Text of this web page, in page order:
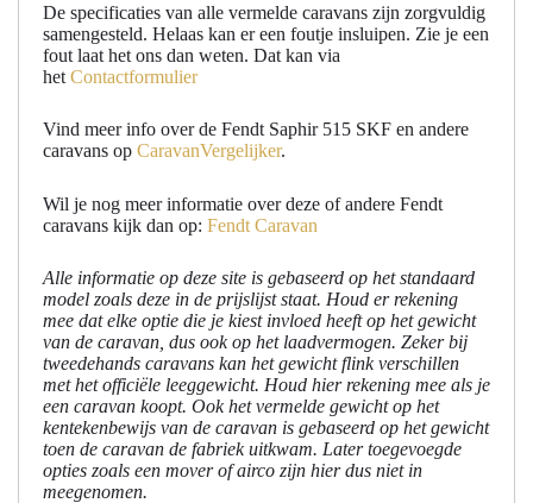
De specificaties van alle vermelde caravans zijn zorgvuldig
samengesteld. Helaas kan er een foutje insluipen. Zie je een
fout laat het ons dan weten. Dat kan via
het Contactformulier
Vind meer info over de Fendt Saphir 515 SKF en andere
caravans op CaravanVergelijker.
Wil je nog meer informatie over deze of andere Fendt
caravans kijk dan op: Fendt Caravan
Alle informatie op deze site is gebaseerd op het standaard
model zoals deze in de prijslijst staat. Houd er rekening
mee dat elke optie die je kiest invloed heeft op het gewicht
van de caravan, dus ook op het laadvermogen. Zeker bij
tweedehands caravans kan het gewicht flink verschillen
met het officiële leeggewicht. Houd hier rekening mee als je
een caravan koopt. Ook het vermelde gewicht op het
kentekenbewijs van de caravan is gebaseerd op het gewicht
toen de caravan de fabriek uitkwam. Later toegevoegde
opties zoals een mover of airco zijn hier dus niet in
meegenomen.